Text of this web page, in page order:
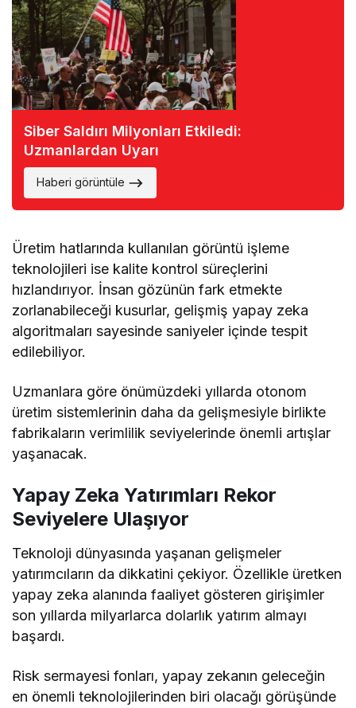
Siber Saldırı Milyonları Etkiledi:
Uzmanlardan Uyarı
Haberi görüntüle
Üretim hatlarında kullanılan görüntü işleme
teknolojileri ise kalite kontrol süreçlerini
hızlandırıyor. İnsan gözünün fark etmekte
zorlanabileceği kusurlar, gelişmiş yapay zeka
algoritmaları sayesinde saniyeler içinde tespit
edilebiliyor.
Uzmanlara göre önümüzdeki yıllarda otonom
üretim sistemlerinin daha da gelişmesiyle birlikte
fabrikaların verimlilik seviyelerinde önemli artışlar
yaşanacak.
Yapay Zeka Yatırımları Rekor
Seviyelere Ulaşıyor
Teknoloji dünyasında yaşanan gelişmeler
yatırımcıların da dikkatini çekiyor. Özellikle üretken
yapay zeka alanında faaliyet gösteren girişimler
son yıllarda milyarlarca dolarlık yatırım almayı
başardı.
Risk sermayesi fonları, yapay zekanın geleceğin
en önemli teknolojilerinden biri olacağı görüşünde